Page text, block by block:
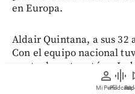
person
Mi Perfil
graphic_eq
Pódcast
en Europa.
Aldair Quintana, a sus 32
Con el equipo nacional
y actualmente está en
Ecuador, uno de los